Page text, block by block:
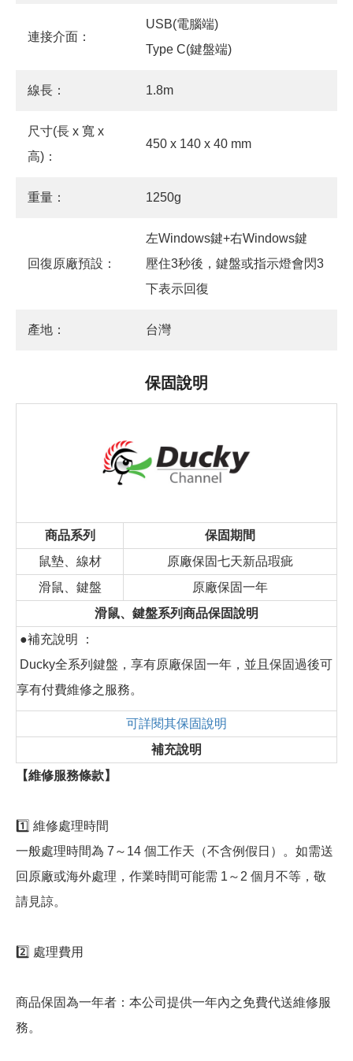
連接介面：
USB(電腦端)
Type C(鍵盤端)
線長： 1.8m
尺寸(長 x 寬 x
高)：
450 x 140 x 40 mm
重量： 1250g
回復原廠預設：
左Windows鍵+右Windows鍵
壓住3秒後，鍵盤或指示燈會閃3
下表示回復
產地： 台灣
保固說明
商品系列
保固期間
鼠墊、線材
原廠保固七天新品瑕疵
滑鼠、鍵盤
原廠保固一年
滑鼠、鍵盤系列商品保固說明
●補充說明 ：
Ducky全系列鍵盤，享有原廠保固一年，並且保固過後可
享有付費維修之服務。
可詳閱其保固說明
補充說明
【維修服務條款】
1️⃣ 維修處理時間
一般處理時間為 7～14 個工作天（不含例假日）。如需送
回原廠或海外處理，作業時間可能需 1～2 個月不等，敬
請見諒。
2️⃣ 處理費用
商品保固為一年者：本公司提供一年內之免費代送維修服
務。